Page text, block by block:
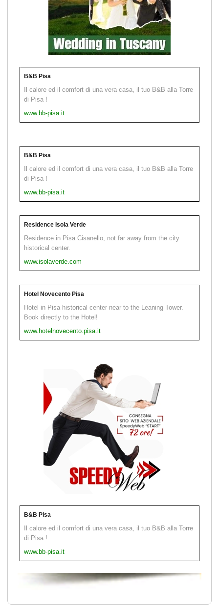
B&B Pisa
Il calore ed il comfort di una vera casa, il tuo B&B alla Torre
di Pisa !
www.bb-pisa.it
B&B Pisa
Il calore ed il comfort di una vera casa, il tuo B&B alla Torre
di Pisa !
www.bb-pisa.it
Residence Isola Verde
Residence in Pisa Cisanello, not far away from the city
historical center.
www.isolaverde.com
Hotel Novecento Pisa
Hotel in Pisa historical center near to the Leaning Tower.
Book directly to the Hotel!
www.hotelnovecento.pisa.it
B&B Pisa
Il calore ed il comfort di una vera casa, il tuo B&B alla Torre
di Pisa !
www.bb-pisa.it